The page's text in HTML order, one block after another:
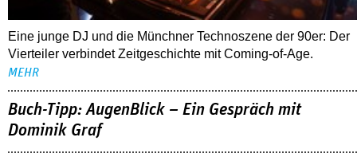
Eine junge DJ und die Münchner Technoszene der 90er: Der
Vierteiler verbindet Zeitgeschichte mit Coming-of-Age.
MEHR
Buch-Tipp: AugenBlick – Ein Gespräch mit
Dominik Graf